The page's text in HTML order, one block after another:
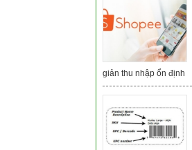
giản thu nhập ổn định